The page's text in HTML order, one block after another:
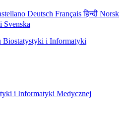
Deutsch Françaisहिन्दी Norsk
Svenska
Biostatystyki i Informatyki
i Informatyki Medycznej